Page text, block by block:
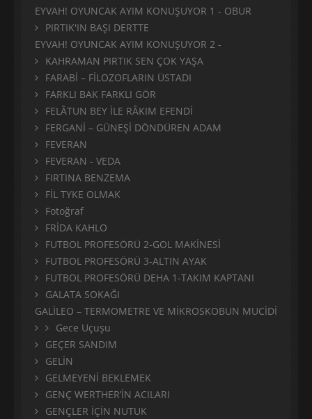
EYVAH! OYUNCAK AYIM KONUŞUYOR 1 - OBUR
PIRTIK'IN BAŞI DERTTE
EYVAH! OYUNCAK AYIM KONUŞUYOR 2 -
KAHRAMAN PIRTIK SEN ÇOK YAŞA
FARABİ – FİLOZOFLARIN ÜSTADI
FARKLI BAK FARKLI GÖR
FELÂTUN BEY İLE RÂKIM EFENDİ
FERGANİ – GÜNEŞİ DÖNDÜREN ADAM
FEVERAN
FEVERAN - VEDA
FIRTINA BENZEMA
FİL TYKE OLMAK
Fotoğraf
FRİDA KAHLO
FUTBOL PROFESÖRÜ 2-GOL MAKİNESİ
FUTBOL PROFESÖRÜ 3-ALTIN AYAK
FUTBOL PROFESÖRÜ DEHA 1-TAKIM KAPTANI
GALATA SOKAĞI
GALİLEO – TERMOMETRE VE MİKROSKOBUN MUCİDİ
Gece Uçuşu
GEÇER SANDIM
GELİN
GELMEYENİ BEKLEMEK
GENÇ WERTHER’İN ACILARI
GENÇLER İÇİN NUTUK